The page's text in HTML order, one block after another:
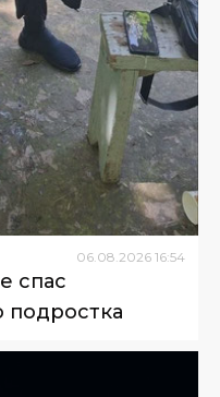
06.08.2026 16:54
спас
подростка